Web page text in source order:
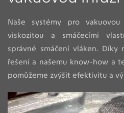
Naše systémy pro
viskozitou a smáčecími
správné smáčení vláken. Díky
řešení a našemu know-how a
pomůžeme zvýšit efektivitu a